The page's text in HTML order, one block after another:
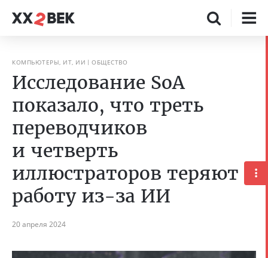
КОМПЬЮТЕРЫ, ИТ, ИИ ОБЩЕСТВО
Исследование SoA
показало, что треть
переводчиков
и четверть
иллюстраторов теряют
работу из-за ИИ
20 апреля 2024